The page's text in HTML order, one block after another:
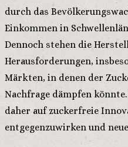
durch das
Einkommen in
Dennoch stehen die
Herausforderungen,
Märkten, in denen der
Nachfrage dämpfen
daher auf zuckerfreie
entgegenzuwirken und